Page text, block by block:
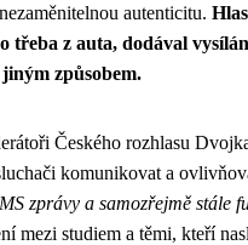
autenticitu.
třeba z auta, dodával
způsobem.
Českého rozhlasu
komunikovat a
zprávy a samozřejmě stále
mezi studiem a těmi, kteří